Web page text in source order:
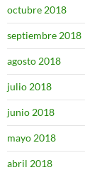
octubre 2018
septiembre 2018
agosto 2018
julio 2018
junio 2018
mayo 2018
abril 2018